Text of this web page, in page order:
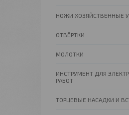
НОЖИ ХОЗЯЙСТВЕННЫЕ
ОТВЁРТКИ
МОЛОТКИ
ИНСТРУМЕНТ ДЛЯ
РАБОТ
ТОРЦЕВЫЕ НАСАДКИ И